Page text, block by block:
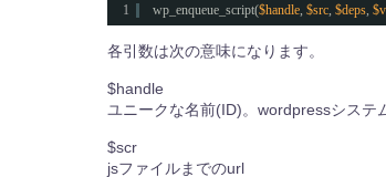
1 wp_enqueue_script($handle, $src, $deps,
各引数は次の意味になります。
$handle
ユニークな名前(ID)。wordpressシステ
$scr
jsファイルまでのurl